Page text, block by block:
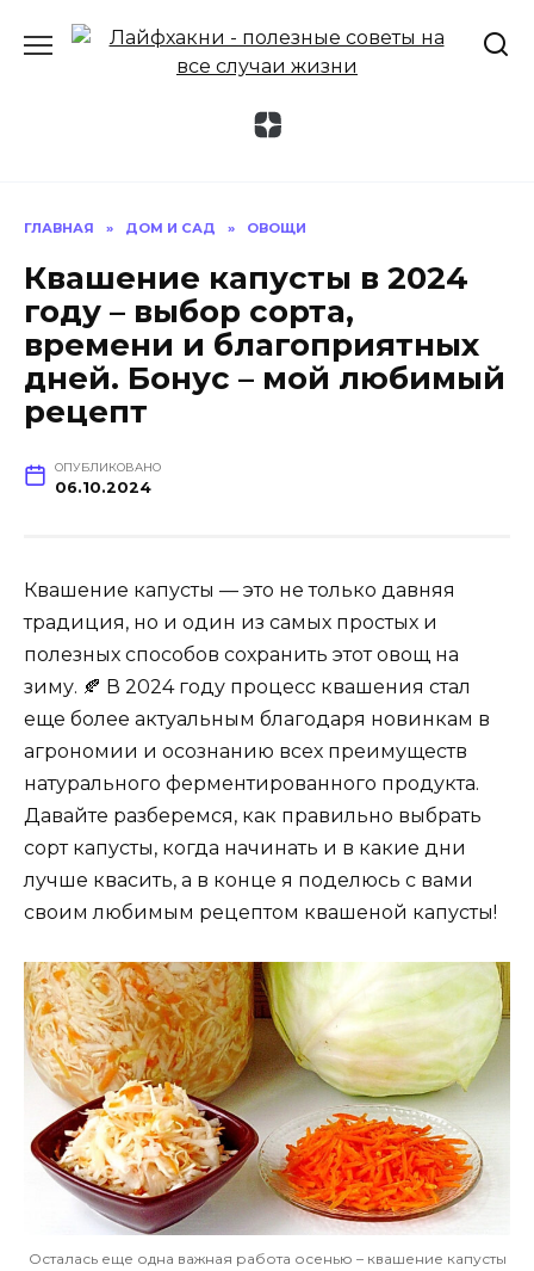
ГЛАВНАЯ » ДОМ И САД » ОВОЩИ
Квашение капусты в 2024
году – выбор сорта,
времени и благоприятных
дней. Бонус – мой любимый
рецепт
ОПУБЛИКОВАНО
06.10.2024
Квашение капусты — это не только давняя
традиция, но и один из самых простых и
полезных способов сохранить этот овощ на
зиму. 🍂 В 2024 году процесс квашения стал
еще более актуальным благодаря новинкам в
агрономии и осознанию всех преимуществ
натурального ферментированного продукта.
Давайте разберемся, как правильно выбрать
сорт капусты, когда начинать и в какие дни
лучше квасить, а в конце я поделюсь с вами
своим любимым рецептом квашеной капусты!
Осталась еще одна важная работа осенью – квашение капусты